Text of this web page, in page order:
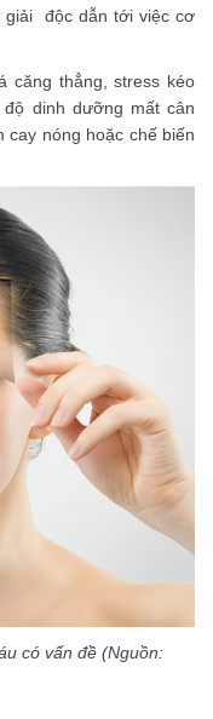
giải độc dẫn tới việc cơ
căng thẳng, stress kéo
dinh dưỡng mất cân
cay nóng hoặc chế biến
có vấn đề (Nguồn: